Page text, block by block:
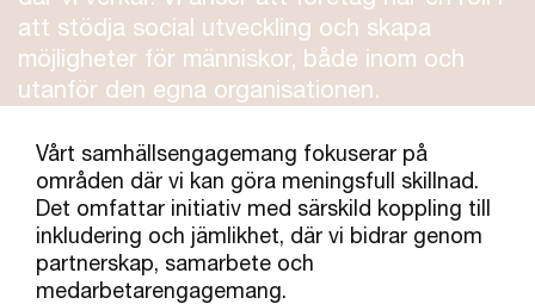
att stödja social utveckling och skapa
möjligheter för människor, både inom och
utanför den egna organisationen.
Vårt samhällsengagemang fokuserar på
områden där vi kan göra meningsfull skillnad.
Det omfattar initiativ med särskild koppling till
inkludering och jämlikhet, där vi bidrar genom
partnerskap, samarbete och
medarbetarengagemang.